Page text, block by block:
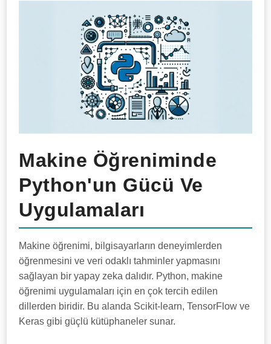
Makine Öğreniminde
Python'un Gücü Ve
Uygulamaları
Makine öğrenimi, bilgisayarların deneyimlerden
öğrenmesini ve veri odaklı tahminler yapmasını
sağlayan bir yapay zeka dalıdır. Python, makine
öğrenimi uygulamaları için en çok tercih edilen
dillerden biridir. Bu alanda Scikit-learn, TensorFlow ve
Keras gibi güçlü kütüphaneler sunar.